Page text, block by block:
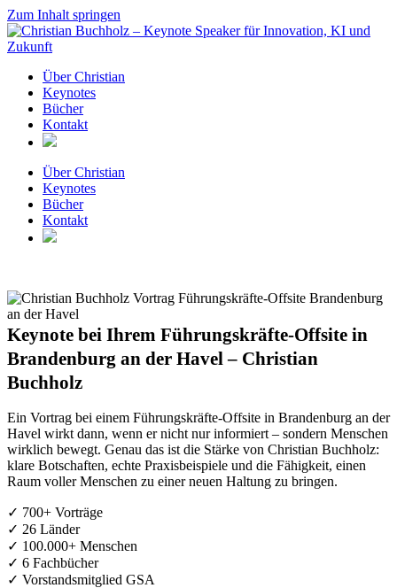
Zum Inhalt springen
Über Christian
Keynotes
Bücher
Kontakt
Über Christian
Keynotes
Bücher
Kontakt
Keynote bei Ihrem Führungskräfte-Offsite in
Brandenburg an der Havel – Christian
Buchholz
Ein Vortrag bei einem Führungskräfte-Offsite in Brandenburg an der
Havel wirkt dann, wenn er nicht nur informiert – sondern Menschen
wirklich bewegt. Genau das ist die Stärke von Christian Buchholz:
klare Botschaften, echte Praxisbeispiele und die Fähigkeit, einen
Raum voller Menschen zu einer neuen Haltung zu bringen.
✓ 700+ Vorträge
✓ 26 Länder
✓ 100.000+ Menschen
✓ 6 Fachbücher
✓ Vorstandsmitglied GSA